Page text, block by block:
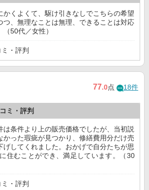
かくよくて、駆け引きなしでこちらの希望
つ、無理なことは無理、できることは対応
（50代／女性）
・評判
77.0点 18件
ミ・評判
は条件より上の販売価格でしたが、当初説
かった瑕疵が見つかり、修繕費用分だけ売
げしてくれました。おかげで自分たちが思
住むことができ、満足しています。（30
・評判